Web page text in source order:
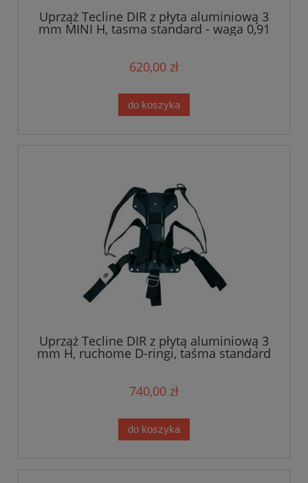
Uprząż Tecline DIR z płyta aluminiową 3
mm MINI H, tasma standard - waga 0,91
620,00 zł
do koszyka
Uprząż Tecline DIR z płytą aluminiową 3
mm H, ruchome D-ringi, taśma standard
- waga 1,27 kg
740,00 zł
do koszyka